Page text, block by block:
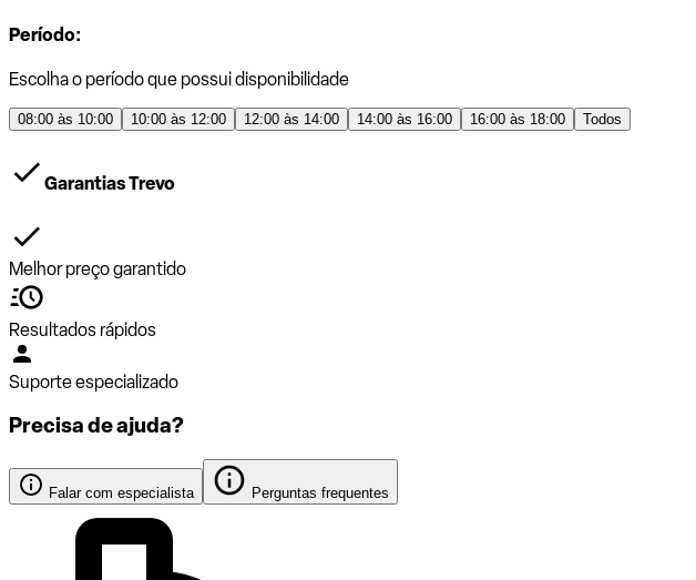
Período:
Escolha o período que possui disponibilidade
08:00 às 10:00 10:00 às 12:00 12:00 às 14:00 14:00 às 16:00 16:00 às 18:00 Todos
Garantias Trevo
Melhor preço garantido
Resultados rápidos
Suporte especializado
Precisa de ajuda?
Falar com especialista Perguntas frequentes